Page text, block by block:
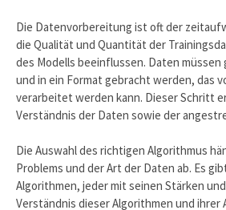
Die Datenvorbereitung ist oft der
die Qualität und Quantität der
des Modells beeinflussen. Daten
und in ein Format gebracht werden, das
verarbeitet werden kann. Dieser Schritt
Verständnis der Daten sowie der
Die Auswahl des richtigen Algorithmus
Problems und der Art der Daten ab. Es
Algorithmen, jeder mit seinen Stärken
Verständnis dieser Algorithmen und ihrer